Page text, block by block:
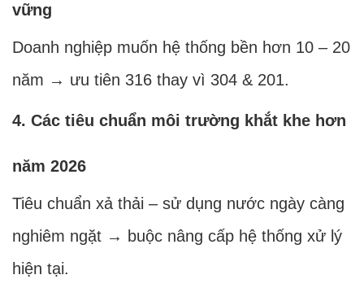
vững
Doanh nghiệp muốn hệ thống bền hơn 10 – 20
năm → ưu tiên 316 thay vì 304 & 201.
4. Các tiêu chuẩn môi trường khắt khe hơn
năm 2026
Tiêu chuẩn xả thải – sử dụng nước ngày càng
nghiêm ngặt → buộc nâng cấp hệ thống xử lý
hiện tại.